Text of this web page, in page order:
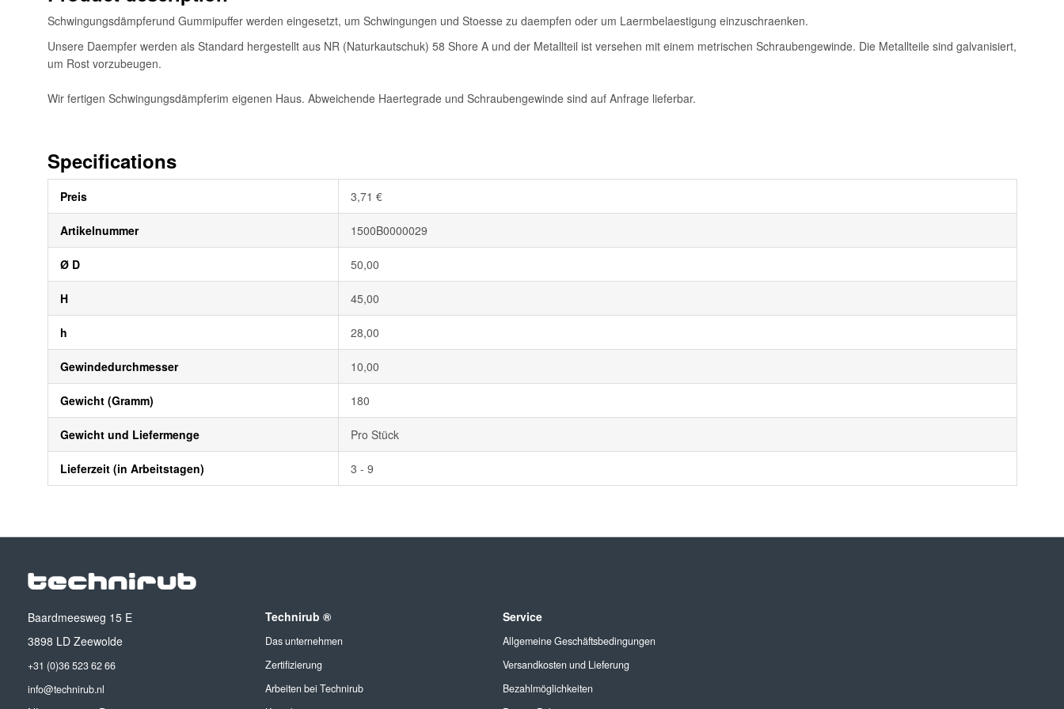
Schwingungsdämpferund Gummipuffer werden eingesetzt, um Schwingungen und Stoesse zu daempfen oder um Laermbelaestigung einzuschraenken.
Unsere Daempfer werden als Standard hergestellt aus NR (Naturkautschuk) 58 Shore A und der Metallteil ist versehen mit einem metrischen Schraubengewinde. Die Metallteile sind galvanisiert,
um Rost vorzubeugen.
Wir fertigen Schwingungsdämpferim eigenen Haus. Abweichende Haertegrade und Schraubengewinde sind auf Anfrage lieferbar.
Specifications
Informationen
Preis 3,71 €
Artikelnummer 1500B0000029
Ø D 50,00
H 45,00
h 28,00
Gewindedurchmesser 10,00
Gewicht (Gramm) 180
Gewicht und Liefermenge Pro Stück
Lieferzeit (in Arbeitstagen) 3 - 9
Baardmeesweg 15 E
3898 LD Zeewolde
+31 (0)36 523 62 66
info@technirub.nl
Technirub ®
Das unternehmen
Zertifizierung
Arbeiten bei Technirub
Service
Allgemeine Geschäftsbedingungen
Versandkosten und Lieferung
Bezahlmöglichkeiten